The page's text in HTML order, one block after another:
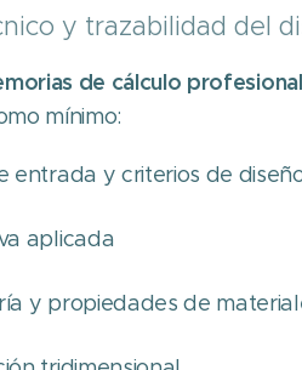
y trazabilidad del
de cálculo
mínimo:
entrada y criterios de
aplicada
y propiedades de